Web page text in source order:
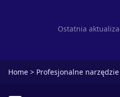
Ostatnia
Home > Profesjonalne